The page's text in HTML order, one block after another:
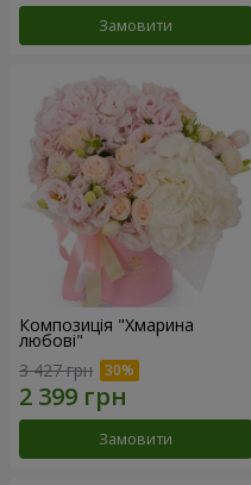
Замовити
Композиція "Хмарина
любові"
3 427 грн
Замовити